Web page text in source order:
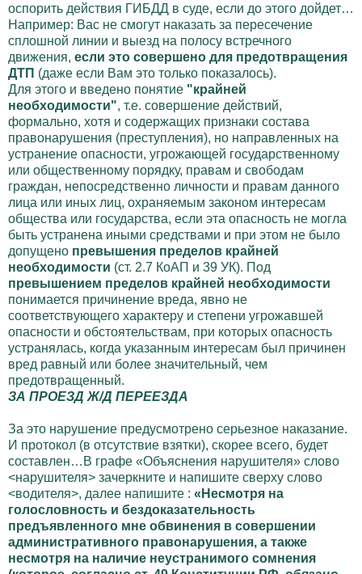
оспорить действия ГИБДД в суде, если до этого дойдет…
Например: Вас не смогут наказать за пересечение
сплошной линии и выезд на полосу встречного
движения, если это совершено для предотвращения
ДТП (даже если Вам это только показалось).
Для этого и введено понятие "крайней
необходимости", т.е. совершение действий,
формально, хотя и содержащих признаки состава
правонарушения (преступления), но направленных на
устранение опасности, угрожающей государственному
или общественному порядку, правам и свободам
граждан, непосредственно личности и правам данного
лица или иных лиц, охраняемым законом интересам
общества или государства, если эта опасность не могла
быть устранена иными средствами и при этом не было
допущено превышения пределов крайней
необходимости (ст. 2.7 КоАП и 39 УК). Под
превышением пределов крайней необходимости
понимается причинение вреда, явно не
соответствующего характеру и степени угрожавшей
опасности и обстоятельствам, при которых опасность
устранялась, когда указанным интересам был причинен
вред равный или более значительный, чем
предотвращенный.
ЗА ПРОЕЗД Ж/Д ПЕРЕЕЗДА
За это нарушение предусмотрено серьезное наказание.
И протокол (в отсутствие взятки), скорее всего, будет
составлен…В графе «Объяснения нарушителя» слово
<нарушителя> зачеркните и напишите сверху слово
<водителя>, далее напишите : «Несмотря на
голословность и бездоказательность
предъявленного мне обвинения в совершении
административного правонарушения, а также
несмотря на наличие неустранимого сомнения